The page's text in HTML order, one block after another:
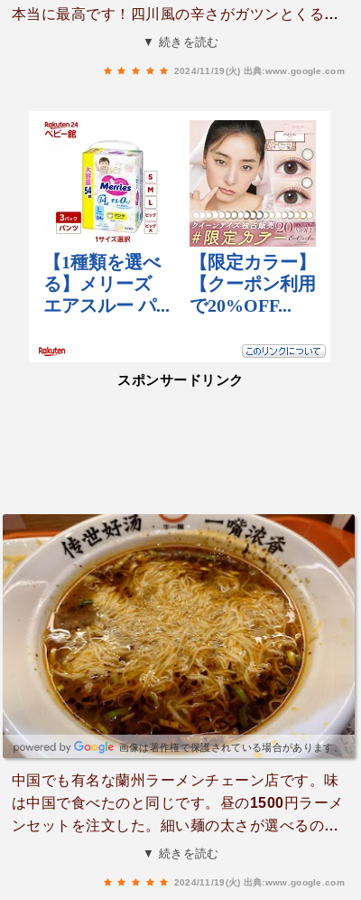
本当に最高です！四川風の辛さがガツンとくるタ
イプでもなく、甘めの日式麻婆でもなく、香り高
食感で崩れ落ちそうなくらい美味しく、付け合わ
せの小鉢はさっぱりしていて箸休めにぴったり。
ご飯の量も自分の食べたい量に調整できるので、
本当に隙のない一品です！
▼ 続きを読む
2024/11/19(火) 出典:www.google.com
スポンサードリンク
画像は著作権で保護されている場合があります。
中国でも有名な蘭州ラーメンチェーン店です。味
は中国で食べたのと同じです。昼の1500円ラーメ
ンセットを注文した。細い麺の太さが選べるの
で、好みで細めの麺にしました。ラーメンの提供
▼ 続きを読む
2024/11/19(火) 出典:www.google.com